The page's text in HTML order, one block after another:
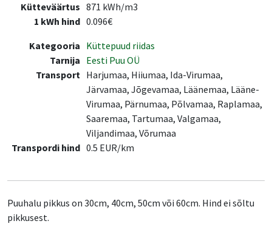
Kütteväärtus 871 kWh/m3
1 kWh hind 0.096€
Kategooria Küttepuud riidas
Tarnija Eesti Puu OÜ
Transport Harjumaa, Hiiumaa, Ida-Virumaa,
Järvamaa, Jõgevamaa, Läänemaa, Lääne-
Virumaa, Pärnumaa, Põlvamaa, Raplamaa,
Saaremaa, Tartumaa, Valgamaa,
Viljandimaa, Võrumaa
Transpordi hind 0.5 EUR/km
Puuhalu pikkus on 30cm, 40cm, 50cm või 60cm. Hind ei sõltu
pikkusest.